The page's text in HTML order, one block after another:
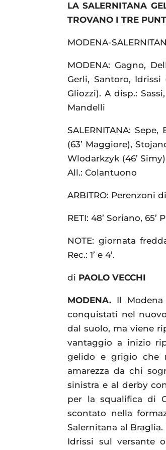
LA SALERNITANA
TROVANO I TRE
MODENA-
MODENA: Gagno,
Gerli, Santoro, Idrissi
Gliozzi). A disp.:
Mandelli
SALERNITANA:
(63’ Maggiore),
Wlodarkzyk (46’
All.: Colantuono
ARBITRO: Perenzoni
RETI: 48’ Soriano, 65’
NOTE: giornata
Rec.: 1’ e 4’.
di PAOLO VECCHI
MODENA. Il
conquistati nel
dal suolo, ma viene
vantaggio a inizio
gelido e grigio che
amarezza da chi
sinistra e al derby
per la squalifica di
scontato nella
Salernitana al
Idrissi sul versante